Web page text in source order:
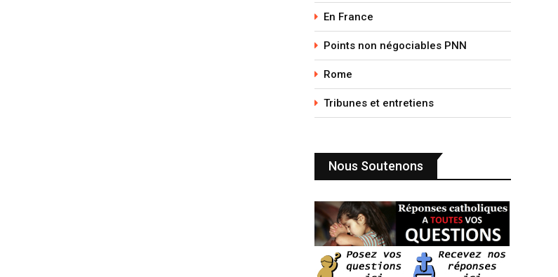
En France
Points non négociables PNN
Rome
Tribunes et entretiens
Nous Soutenons